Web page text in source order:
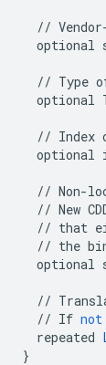
// Vendor
optional
// Type
optional
// Index
optional
// Non-
// New
// that
// the
optional
//
// If not
repeated
}